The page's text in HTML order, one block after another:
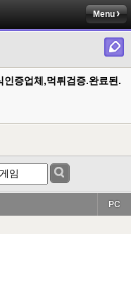
Menu
증업체,먹튀검증.완료된.
PC